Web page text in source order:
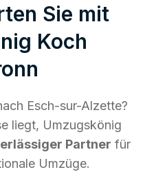
Sie mit
Koch
Esch-sur-Alzette?
liegt, Umzugskönig
Partner für
Umzüge.